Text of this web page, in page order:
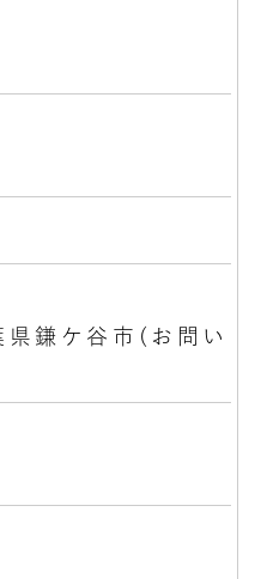
鎌ケ谷市(お問い